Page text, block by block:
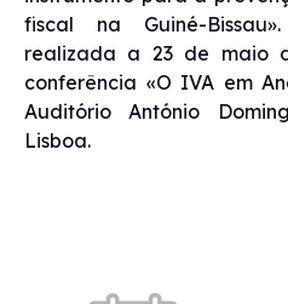
fiscal na Guiné-
realizada a 23 de maio
conferência «O IVA em
Auditório António
Lisboa.